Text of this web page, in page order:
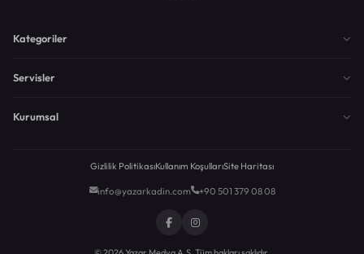
Kategoriler
Servisler
Kurumsal
Gizlilik PolitikasıKullanım KoşullarıSite Haritası
info@yazarkadin.com +90 501 379 08 08